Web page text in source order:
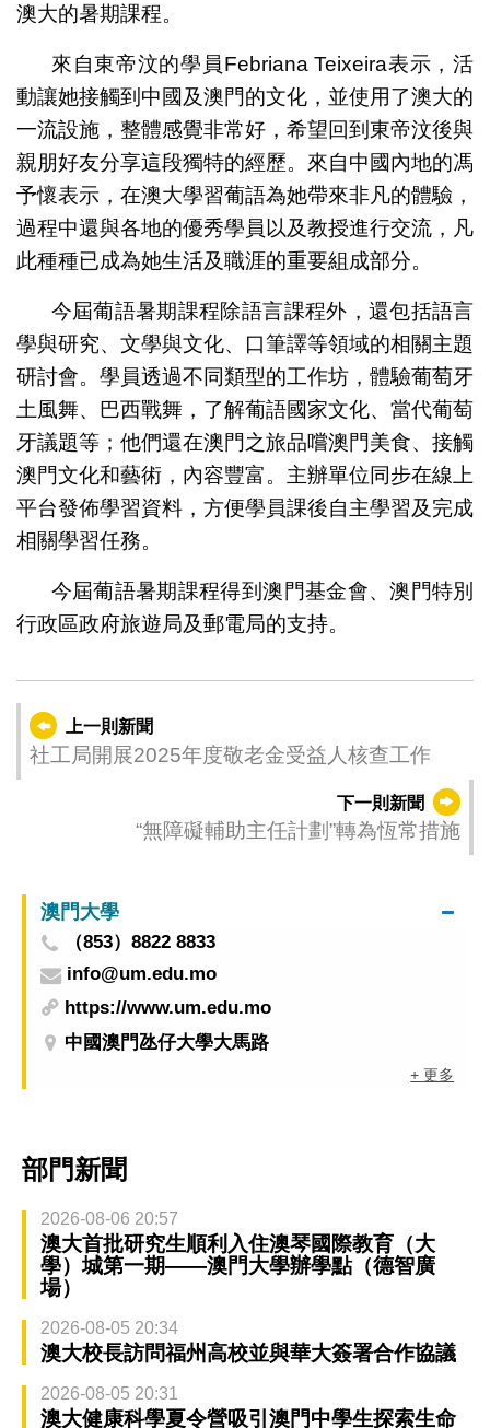
澳大的暑期課程。
來自東帝汶的學員Febriana Teixeira表示，活
動讓她接觸到中國及澳門的文化，並使用了澳大的
一流設施，整體感覺非常好，希望回到東帝汶後與
親朋好友分享這段獨特的經歷。來自中國內地的馮
予懷表示，在澳大學習葡語為她帶來非凡的體驗，
過程中還與各地的優秀學員以及教授進行交流，凡
此種種已成為她生活及職涯的重要組成部分。
今屆葡語暑期課程除語言課程外，還包括語言
學與研究、文學與文化、口筆譯等領域的相關主題
研討會。學員透過不同類型的工作坊，體驗葡萄牙
土風舞、巴西戰舞，了解葡語國家文化、當代葡萄
牙議題等；他們還在澳門之旅品嚐澳門美食、接觸
澳門文化和藝術，內容豐富。主辦單位同步在線上
平台發佈學習資料，方便學員課後自主學習及完成
相關學習任務。
今屆葡語暑期課程得到澳門基金會、澳門特別
行政區政府旅遊局及郵電局的支持。
上一則新聞
社工局開展2025年度敬老金受益人核查工作
下一則新聞
“無障礙輔助主任計劃”轉為恆常措施
澳門大學
（853）8822 8833
info@um.edu.mo
https://www.um.edu.mo
中國澳門氹仔大學大馬路
+ 更多
部門新聞
2026-08-06 20:57
澳大首批研究生順利入住澳琴國際教育（大
學）城第一期——澳門大學辦學點（德智廣
場）
2026-08-05 20:34
澳大校長訪問福州高校並與華大簽署合作協議
2026-08-05 20:31
澳大健康科學夏令營吸引澳門中學生探索生命